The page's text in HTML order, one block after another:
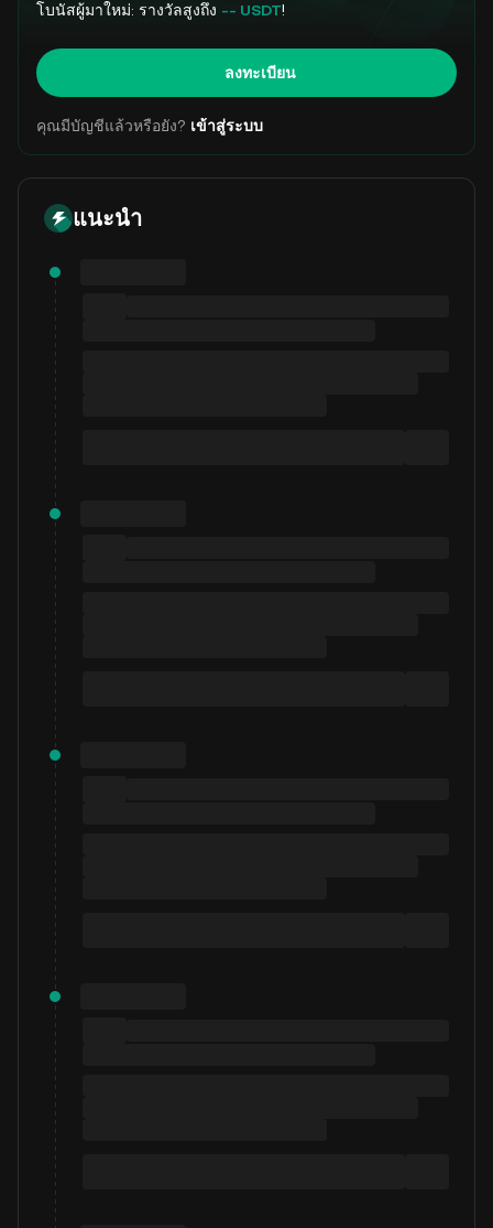
โบนัสผู้มาใหม่: รางวัลสูงถึง -- USDT!
ลงทะเบียน
คุณมีบัญชีแล้วหรือยัง? เข้าสู่ระบบ
แนะนำ